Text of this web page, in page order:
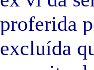
proferida
excluída